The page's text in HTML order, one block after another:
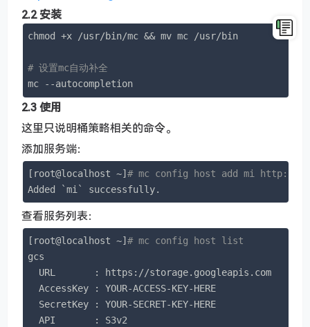
2.2 安装
chmod +x /usr/bin/mc && mv mc /usr/bin
# 设置mc自动补全
mc --autocompletion
2.3 使用
这里只说明桶策略相关的命令。
添加服务端：
[root@localhost ~]# mc config host add mi http://
Added `mi` successfully.
查看服务列表：
[root@localhost ~]# mc config host list
gcs
  URL       : https://storage.googleapis.com
  AccessKey : YOUR-ACCESS-KEY-HERE
  SecretKey : YOUR-SECRET-KEY-HERE
  API       : S3v2